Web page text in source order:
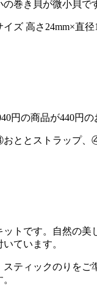
の巻き貝が微小貝
ズ 高さ24mm×直径
円の商品が440円の
ととストラップ
トです。自然の
ています。
ティックのりを